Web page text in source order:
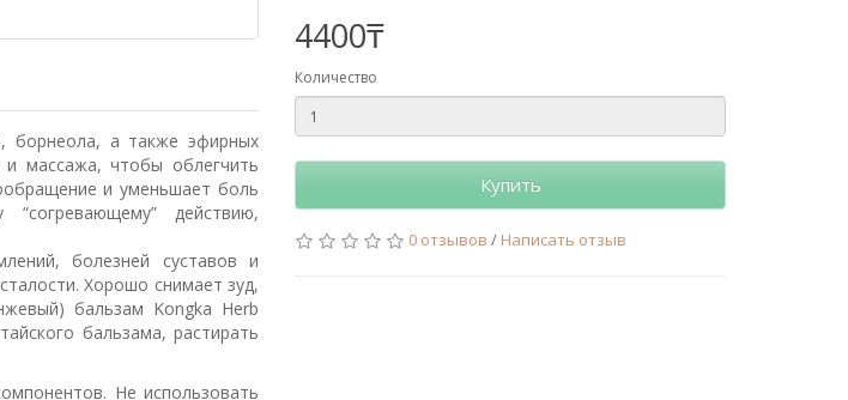
борнеола, а также эфирных
и массажа, чтобы облегчить
и уменьшает боль
действию,
болезней суставов и
Хорошо снимает зуд,
бальзам Kongka Herb
бальзама, растирать
Не использовать
4400₸
Количество
Купить
0 отзывов / Написать отзыв